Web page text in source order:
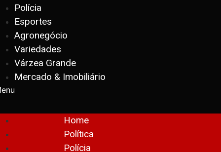
Polícia
Esportes
Agronegócio
Variedades
Várzea Grande
Mercado & Imobiliário
Home
Política
Polícia